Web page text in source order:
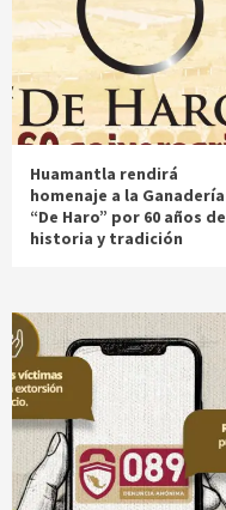
Huamantla rendirá
homenaje a la Ganadería
“De Haro” por 60 años de
historia y tradición